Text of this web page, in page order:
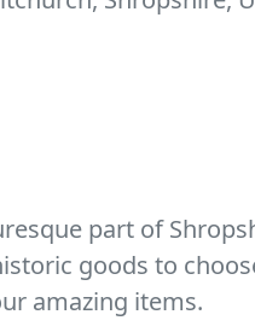
part of
goods to
amazing items.